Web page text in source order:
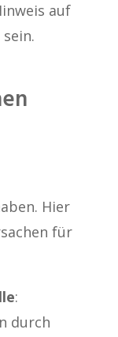
auf
Hier
für
:
durch